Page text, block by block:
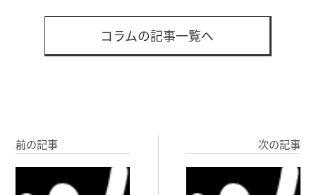
コラムの記事一覧へ
前の記事 次の記事